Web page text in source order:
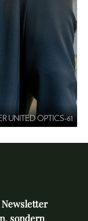
UNITED OPTICS-61
sondern